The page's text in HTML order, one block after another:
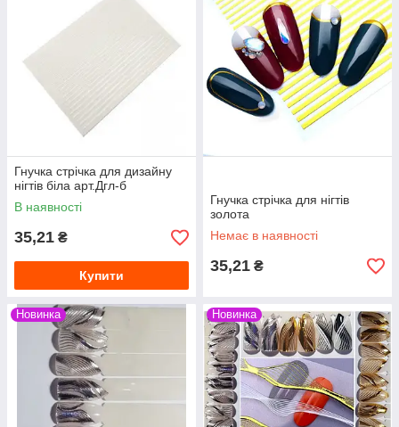
Гнучка стрічка для дизайну
нігтів біла арт.Дгл-б
В наявності
35,21 ₴
Купити
Гнучка стрічка для нігтів
золота
Немає в наявності
35,21 ₴
Новинка Новинка